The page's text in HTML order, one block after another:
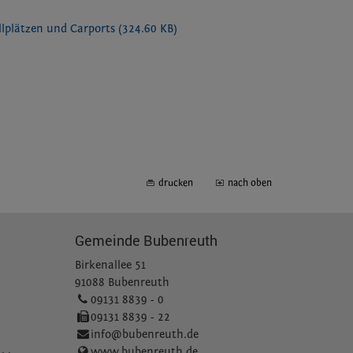
und Carports (324.60 KB)
drucken nach oben
Gemeinde Bubenreuth
Birkenallee 51
91088 Bubenreuth
09131 8839 - 0
09131 8839 - 22
info@bubenreuth.de